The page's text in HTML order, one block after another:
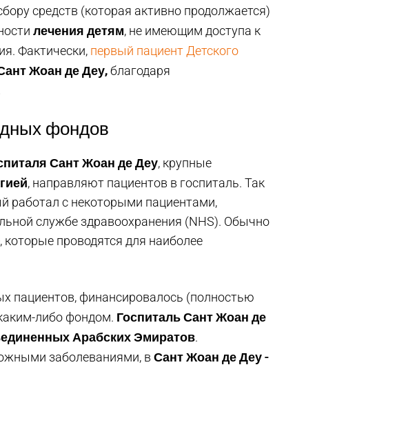
средств (которая активно продолжается)
лечения детям, не имеющим доступа к
Фактически, первый пациент Детского
Жоан де Деу,благодаря
фондов
Сант Жоан де Деу, крупные
, направляют пациентов в госпиталь. Так
работал с некоторыми пациентами,
службе здравоохранения (NHS). Обычно
проводятся для наиболее
пациентов, финансировалось (полностью
либо фондом. Госпиталь Сант Жоан де
Арабских Эмиратов.
заболеваниями, в Сант Жоан де Деу -